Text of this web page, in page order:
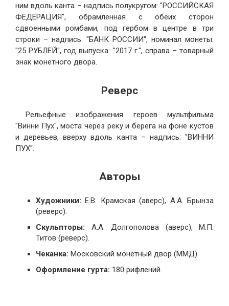
ним вдоль канта – надпись полукругом: "РОССИЙСКАЯ
ФЕДЕРАЦИЯ", обрамленная с обеих сторон
сдвоенными ромбами, под гербом в центре в три
строки – надпись: "БАНК РОССИИ", номинал монеты:
"25 РУБЛЕЙ", год выпуска: "2017 г.", справа – товарный
знак монетного двора.
Реверс
Рельефные изображения героев мультфильма
"Винни Пух", моста через реку и берега на фоне кустов
и деревьев, вверху вдоль канта – надпись: "ВИННИ
ПУХ".
Авторы
Художники: Е.В. Крамская (аверс), А.А. Брынза
(реверс).
Скульпторы: А.А. Долгополова (аверс), М.П.
Титов (реверс).
Чеканка: Московский монетный двор (ММД).
Оформление гурта: 180 рифлений.